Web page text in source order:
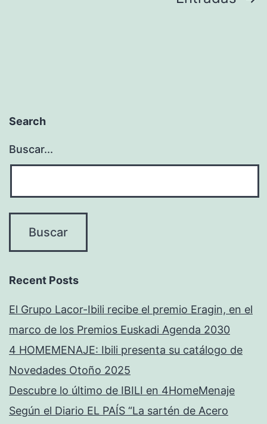
Search
Buscar...
Recent Posts
El Grupo Lacor-Ibili recibe el premio Eragin, en el
marco de los Premios Euskadi Agenda 2030
4 HOMEMENAJE: Ibili presenta su catálogo de
Novedades Otoño 2025
Descubre lo último de IBILI en 4HomeMenaje
Según el Diario EL PAÍS “La sartén de Acero